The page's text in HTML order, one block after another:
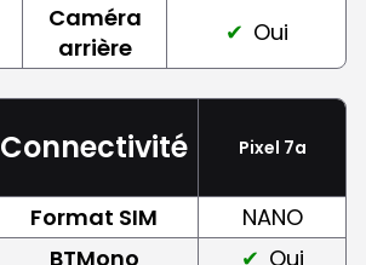
Caméra
arrière
Oui
Connectivité Pixel 7a
Format SIM
NANO
BTMono
Oui